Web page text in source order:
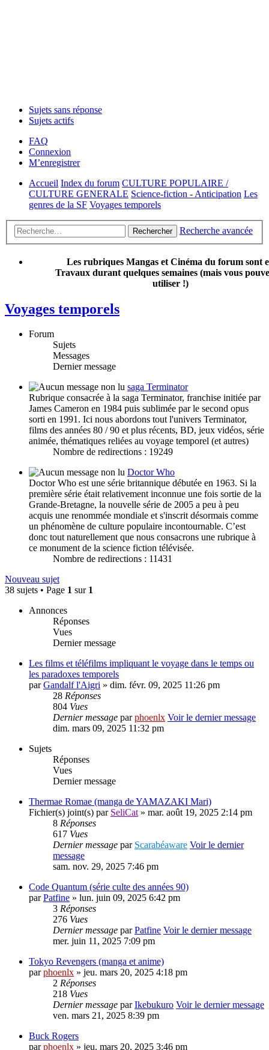
Sujets sans réponse
Sujets actifs
FAQ
Connexion
M’enregistrer
Accueil Index du forum CULTURE POPULAIRE /
CULTURE GENERALE Science-fiction - Anticipation Les
genres de la SF Voyages temporels
Rechercher Recherche avancée
Les rubriques Mangas et Cinéma du forum sont
Travaux durant quelques semaines (mais vous
utiliser !)
Voyages temporels
Forum
Sujets
Messages
Dernier message
saga Terminator
Rubrique consacrée à la saga Terminator, franchise initiée par
James Cameron en 1984 puis sublimée par le second opus
sorti en 1991. Ici nous abordons tout l'univers Terminator,
films des années 80 / 90 et plus récents, BD, jeux vidéos, série
animée, thématiques reliées au voyage temporel (et autres)
Nombre de redirections : 19249
Doctor Who
Doctor Who est une série britannique débutée en 1963. Si la
première série était relativement inconnue une fois sortie de la
Grande-Bretagne, la nouvelle série de 2005 a peu à peu
acquis une renommée mondiale et s'inscrit désormais comme
un phénomène de culture populaire incontournable. C’est
donc tout naturellement que nous consacrons une rubrique à
ce monument de la science fiction télévisée.
Nombre de redirections : 11431
Nouveau sujet
38 sujets • Page 1 sur 1
Annonces
Réponses
Vues
Dernier message
Les films et téléfilms impliquant le voyage dans le temps ou
les paradoxes temporels
parGandalf l'Aigri » dim. févr. 09, 2025 11:26 pm
28 Réponses
804 Vues
Dernier message parphoenlx Voir le dernier message
dim. mars 09, 2025 11:32 pm
Sujets
Réponses
Vues
Dernier message
Thermae Romae (manga de YAMAZAKI Mari)
Fichier(s) joint(s) par SeliCat» mar. août 19, 2025 2:14 pm
8 Réponses
617 Vues
Dernier message par Scarabéaware Voir le dernier
message
sam. nov. 29, 2025 7:46 pm
Code Quantum (série culte des années 90)
parPatfine » lun. juin 09, 2025 6:42 pm
3 Réponses
276 Vues
Dernier message parPatfine Voir le dernier message
mer. juin 11, 2025 7:09 pm
Tokyo Revengers (manga et anime)
parphoenlx » jeu. mars 20, 2025 4:18 pm
2 Réponses
218 Vues
Dernier message parIkebukuro Voir le dernier message
ven. mars 21, 2025 8:39 pm
Buck Rogers
parphoenlx » jeu. mars 20, 2025 3:46 pm